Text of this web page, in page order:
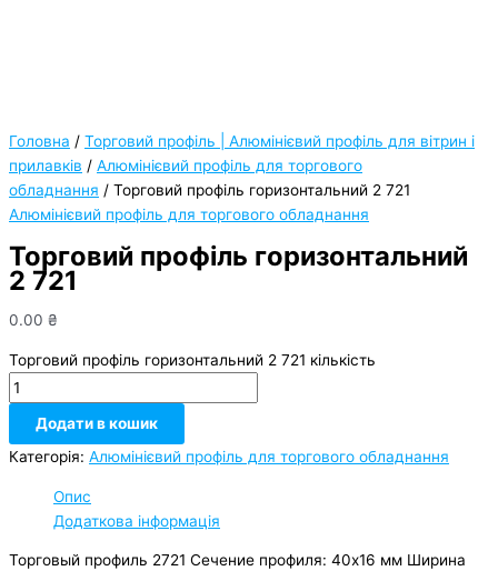
Головна / Торговий профіль | Алюмінієвий профіль для вітрин і
прилавків / Алюмінієвий профіль для торгового
обладнання / Торговий профіль горизонтальний 2 721
Алюмінієвий профіль для торгового обладнання
Торговий профіль горизонтальний
2 721
0.00 ₴
Торговий профіль горизонтальний 2 721 кількість
Додати в кошик
Категорія: Алюмінієвий профіль для торгового обладнання
Опис
Додаткова інформація
Торговый профиль 2721 Сечение профиля: 40х16 мм Ширина